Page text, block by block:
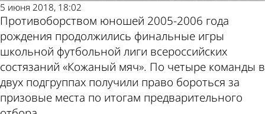
5 июня 2018, 18:02
Противоборством юношей 2005-2006 года
рождения продолжились финальные игры
школьной футбольной лиги всероссийских
состязаний «Кожаный мяч». По четыре команды в
двух подгруппах получили право бороться за
призовые места по итогам предварительного